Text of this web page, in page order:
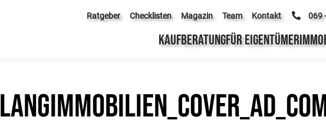
Ratgeber Checklisten Magazin Team Kontakt 069
KAUFBERATUNGFÜR EIGENTÜMER